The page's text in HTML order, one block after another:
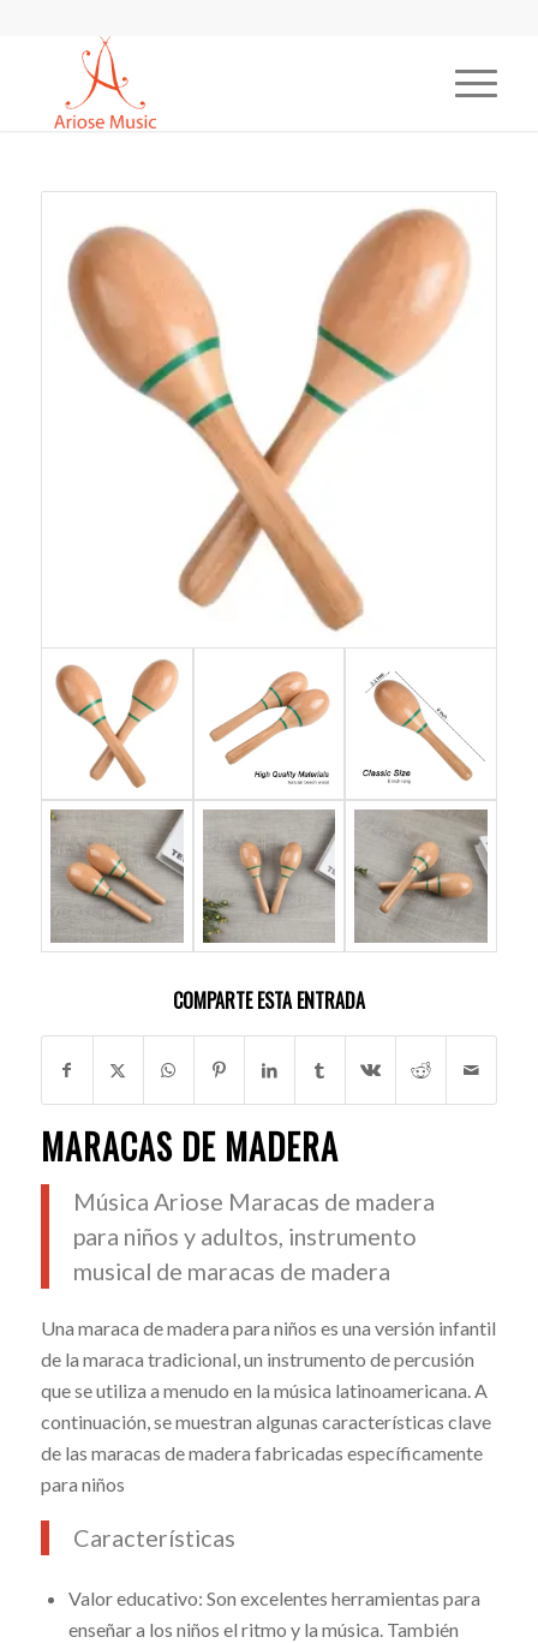
COMPARTE ESTA ENTRADA
MARACAS DE MADERA
Música Ariose Maracas de madera
para niños y adultos, instrumento
musical de maracas de madera
Una maraca de madera para niños es una versión infantil
de la maraca tradicional, un instrumento de percusión
que se utiliza a menudo en la música latinoamericana. A
continuación, se muestran algunas características clave
de las maracas de madera fabricadas específicamente
para niños
Características
Valor educativo: Son excelentes herramientas para
enseñar a los niños el ritmo y la música. También